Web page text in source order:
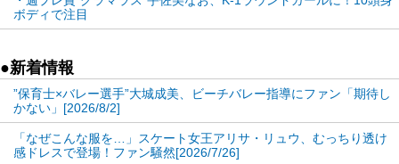
と。
ど基本的なものでも体重は落ちるが、このようなメ
ソッドには、専用の重要なコツが隠されているだろ
う。
コメント欄では「とてもゴージャスだ！」「素敵で
ボディで注目
●新着情報
”保育士×バレー選手”大城成美、ビーチバレー指導にファン「期待し
かない」[2026/8/2]
「なぜこんな服を…」スケート女王アリサ・リュウ、むっちり透け
感ドレスで登場！ファン騒然[2026/7/26]